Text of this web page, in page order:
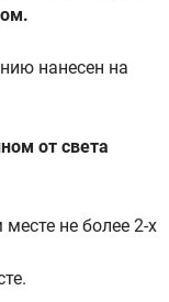
нанесен на
от света
не более 2-х